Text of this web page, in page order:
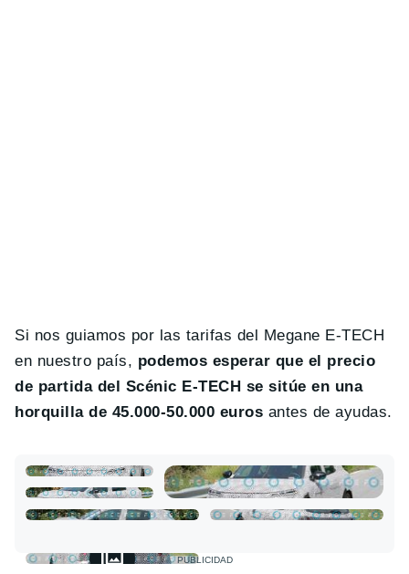
Si nos guiamos por las tarifas del Megane E-TECH
en nuestro país, podemos esperar que el precio
de partida del Scénic E-TECH se sitúe en una
horquilla de 45.000-50.000 euros antes de ayudas.